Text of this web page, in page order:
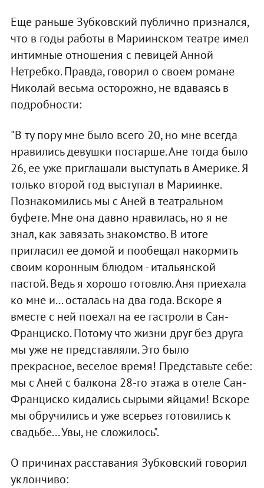
Еще раньше Зубковский публично признался,
что в годы работы в Мариинском театре имел
интимные отношения с певицей Анной
Нетребко. Правда, говорил о своем романе
Николай весьма осторожно, не вдаваясь в
подробности:
"В ту пору мне было всего 20, но мне всегда
нравились девушки постарше. Ане тогда было
26, ее уже приглашали выступать в Америке. Я
только второй год выступал в Мариинке.
Познакомились мы с Аней в театральном
буфете. Мне она давно нравилась, но я не
знал, как завязать знакомство. В итоге
пригласил ее домой и пообещал накормить
своим коронным блюдом - итальянской
пастой. Ведь я хорошо готовлю. Аня приехала
ко мне и... осталась на два года. Вскоре я
вместе с ней поехал на ее гастроли в Сан-
Франциско. Потому что жизни друг без друга
мы уже не представляли. Это было
прекрасное, веселое время! Представьте себе:
мы с Аней с балкона 28-го этажа в отеле Сан-
Франциско кидались сырыми яйцами! Вскоре
мы обручились и уже всерьез готовились к
свадьбе... Увы, не сложилось".
О причинах расставания Зубковский говорил
уклончиво: